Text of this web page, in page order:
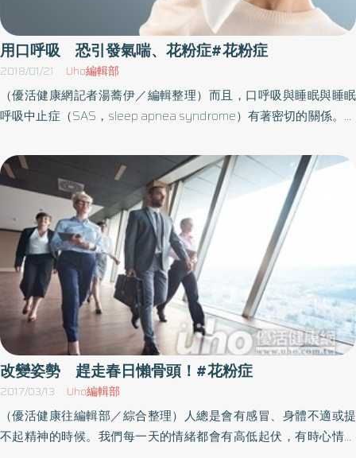
用口呼吸 恐引發氣喘、花粉症#花粉症
2018/01/21 Uho編輯部
（優活健康網記者湯蕎伊／編輯整理）而且，口呼吸與睡眠與睡眠
呼吸中止症（SAS，sleep apnea syndrome）有著密切的關係。睡
心臟疾病、中風等容易引發猝死疾病的原因之一而廣為人知。此
外，即便沒有嚴重至引發心臟疾病、中風等，也可能造成在行車當
中因為突然覺得昏昏欲睡而引發重大的車禍事故等嚴重問題，而部
分重大交通事故的案例推測也都與睡眠呼吸中止症有關。最後，就
如一開始就曾提及的，口呼吸也是引發氣喘、異位性皮膚炎、花粉
症、癌症等現代社會特有的難病的原因之一，接下來就要說明不用
鼻呼吸而以口呼吸為什麼會引發這些疾病。只要瞭解疾病的「根
源」，治療方法就全都一樣，凡疾病必有因。哺乳動物就是因為遵
循生命的規則，所以脊椎動物的進化才能綿延不斷地持續了近五億
年之久。人類因為在六百年前學會了語言，所以喪失了身為哺乳動
物最重要的一項構造，那就是從鼻孔經過鼻腔深入後鼻咽腔的氣管
再深入到肺部的連續性構造。污染了胰臟的胰島細胞時 會變成糖
尿病生命中最重要的運動就是呼吸。無論何時都必須完全確保呼吸
的暢通，這是哺乳動物生命的規則；然而，在說話或睡覺時用「口
呼吸」的話，喉嚨溫度下降，結果就會導致白血球載著口內細菌或
改變姿勢 趕走春日懶骨頭！#花粉症
2017/03/13 Uho編輯部
（優活健康往編輯部／綜合整理）人總是會有感冒、身體不適或提
不起精神的時候。我們每一天的情緒都會有高低起伏，有時心情高